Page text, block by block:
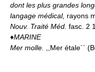
dont les plus grandes
langage médical, rayons
Nouv. Traité Méd. fasc. 2
♦MARINE
Mer molle.
,,Mer étale``